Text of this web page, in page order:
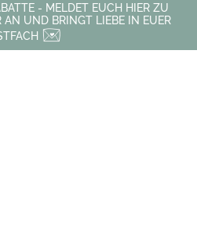
- MELDET EUCH HIER ZU
AN UND BRINGT LIEBE IN EUER